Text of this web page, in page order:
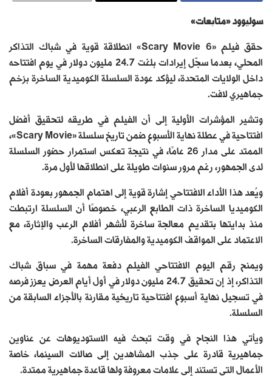
سوليوود «متابعات»
حقق فيلم «Scary Movie 6» انطلاقة قوية في شباك التذاكر
المحلي، بعدما سجّل إيرادات بلغت 24.7 مليون دولار في يوم افتتاحه
داخل الولايات المتحدة، ليؤكد عودة السلسلة الكوميدية الساخرة بزخم
جماهيري لافت.
وتشير المؤشرات الأولية إلى أن الفيلم في طريقه لتحقيق أفضل
افتتاحية في عطلة نهاية الأسبوع ضمن تاريخ سلسلة «Scary Movie»،
الممتد على مدار 26 عامًا، في نتيجة تعكس استمرار حضور السلسلة
لدى الجمهور، رغم مرور سنوات طويلة على انطلاقها لأول مرة.
ويُعد هذا الأداء الافتتاحي إشارة قوية إلى اهتمام الجمهور بعودة أفلام
الكوميديا الساخرة ذات الطابع الرعبي، خصوصًا أن السلسلة ارتبطت
منذ بدايتها بتقديم معالجة ساخرة لأشهر أفلام الرعب والإثارة، مع
الاعتماد على المواقف الكوميدية والمفارقات الساخرة.
ويمنح رقم اليوم الافتتاحي الفيلم دفعة مهمة في سباق شباك
التذاكر، إذ إن تحقيق 24.7 مليون دولار في أول أيام العرض يعزز فرصه
في تسجيل نهاية أسبوع افتتاحية تاريخية مقارنة بالأجزاء السابقة من
السلسلة.
ويأتي هذا النجاح في وقت تبحث فيه الاستوديوهات عن عناوين
جماهيرية قادرة على جذب المشاهدين إلى صالات السينما، خاصة
الأعمال التي تستند إلى علامات معروفة ولها قاعدة جماهيرية ممتدة.